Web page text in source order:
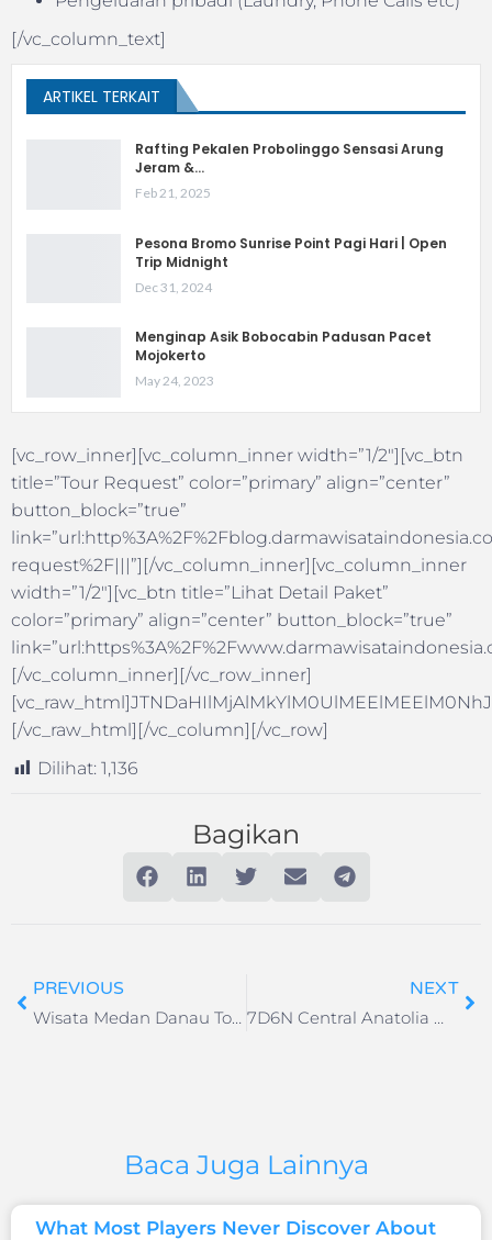
[/vc_column_text]
ARTIKEL TERKAIT
Rafting Pekalen Probolinggo Sensasi Arung
Jeram &…
Feb 21, 2025
Pesona Bromo Sunrise Point Pagi Hari | Open
Trip Midnight
Dec 31, 2024
Menginap Asik Bobocabin Padusan Pacet
Mojokerto
May 24, 2023
[vc_row_inner][vc_column_inner width=”1/2″][vc_btn
title=”Tour Request” color=”primary” align=”center”
button_block=”true”
request%2F|||”][/vc_column_inner][vc_column_inner
width=”1/2″][vc_btn title=”Lihat Detail Paket”
color=”primary” align=”center” button_block=”true”
[/vc_column_inner][/vc_row_inner]
[/vc_raw_html][/vc_column][/vc_row]
Dilihat: 1,136
Bagikan
PREVIOUS NEXT
Baca Juga Lainnya
What Most Players Never Discover About